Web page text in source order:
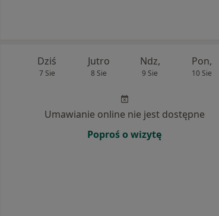
Dziś
7 Sie
Jutro
8 Sie
Ndz,
9 Sie
Pon,
10 Sie
Umawianie online nie jest dostępne
Poproś o wizytę